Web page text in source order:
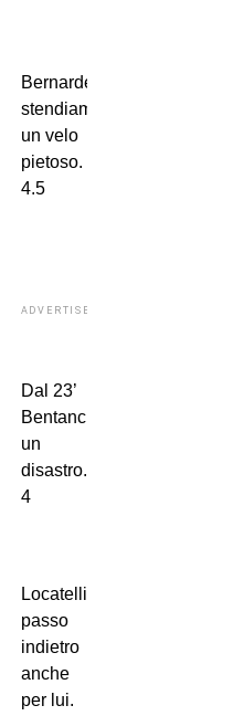
Bernardeschi,
stendiamo
un velo
pietoso.
4.5
ADVERTISEMENT
Dal 23’
Bentancur,
un
disastro.
4
Locatelli,
passo
indietro
anche
per lui.